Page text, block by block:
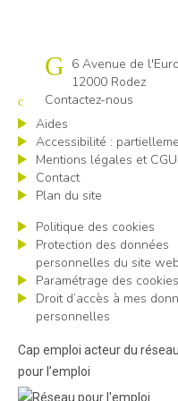
Cap emploi 12
6 Avenue de
12000 Rodez
Contactez-nous
Aides
Accessibilité :
Mentions légales et CGU
Contact
Plan du site
Politique des cookies
Protection des données
personnelles du site web
Paramétrage des cookies
Droit d’accès à mes
personnelles
Cap emploi acteur du réseau
pour l’emploi